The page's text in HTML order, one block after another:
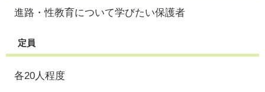
進路・性教育について学びたい保護者
定員
各20人程度